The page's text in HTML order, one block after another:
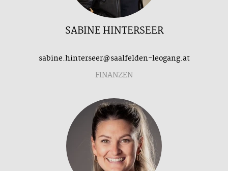
SABINE HINTERSEER
sabine.hinterseer@saalfelden-leogang.at
FINANZEN